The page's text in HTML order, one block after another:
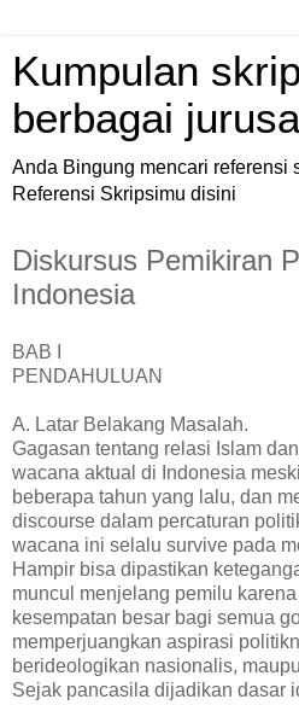
Kumpulan
berbagai
Anda Bingung mencari referensi
Referensi Skripsimu disini
Diskursus Pemikiran
Indonesia
BAB I
PENDAHULUAN
A. Latar Belakang Masalah.
Gagasan tentang relasi Islam
wacana aktual di Indonesia
beberapa tahun yang lalu, dan
discourse dalam percaturan
wacana ini selalu survive pada
Hampir bisa dipastikan
muncul menjelang pemilu
kesempatan besar bagi semua
memperjuangkan aspirasi
berideologikan nasionalis,
Sejak pancasila dijadikan dasar